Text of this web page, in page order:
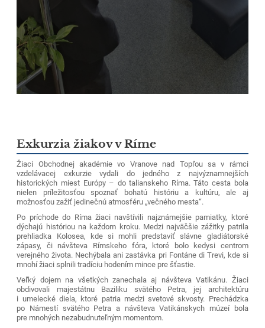
Exkurzia žiakov v Ríme
Žiaci Obchodnej akadémie vo Vranove nad Topľou sa v rámci
vzdelávacej exkurzie vydali do jedného z najvýznamnejších
historických miest Európy – do talianskeho Ríma. Táto cesta bola
nielen príležitosťou spoznať bohatú históriu a kultúru, ale aj
možnosťou zažiť jedinečnú atmosféru „večného mesta“.
Po príchode do Ríma žiaci navštívili najznámejšie pamiatky, ktoré
dýchajú históriou na každom kroku. Medzi najväčšie zážitky patrila
prehliadka Kolosea, kde si mohli predstaviť slávne gladiátorské
zápasy, či návšteva Rímskeho fóra, ktoré bolo kedysi centrom
verejného života. Nechýbala ani zastávka pri Fontáne di Trevi, kde si
mnohí žiaci splnili tradíciu hodením mince pre šťastie.
Veľký dojem na všetkých zanechala aj návšteva Vatikánu. Žiaci
obdivovali majestátnu Baziliku svätého Petra, jej architektúru
i umelecké diela, ktoré patria medzi svetové skvosty. Prechádzka
po Námestí svätého Petra a návšteva Vatikánskych múzeí bola
pre mnohých nezabudnuteľným momentom.